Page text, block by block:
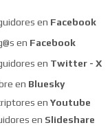
en Facebook
en Facebook
en Twitter - X
en Bluesky
en Youtube
en Slideshare